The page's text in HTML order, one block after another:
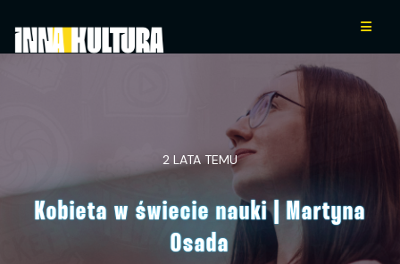
2 LATA TEMU
Kobieta w świecie nauki | Martyna
Osada